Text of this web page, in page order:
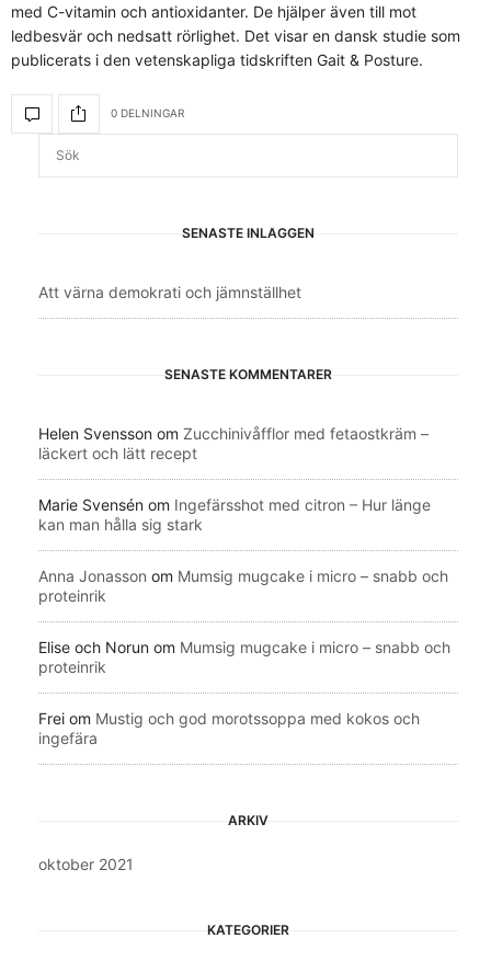
med C-vitamin och antioxidanter. De hjälper även till mot
ledbesvär och nedsatt rörlighet. Det visar en dansk studie som
publicerats i den vetenskapliga tidskriften Gait & Posture.
0 DELNINGAR
SENASTE INLÄGGEN
Att värna demokrati och jämnställhet
SENASTE KOMMENTARER
Helen Svensson om Zucchinivåfflor med fetaostkräm –
läckert och lätt recept
Marie Svensén om Ingefärsshot med citron – Hur länge
kan man hålla sig stark
Anna Jonasson om Mumsig mugcake i micro – snabb och
proteinrik
Elise och Norun om Mumsig mugcake i micro – snabb och
proteinrik
Frei om Mustig och god morotssoppa med kokos och
ingefära
ARKIV
oktober 2021
KATEGORIER